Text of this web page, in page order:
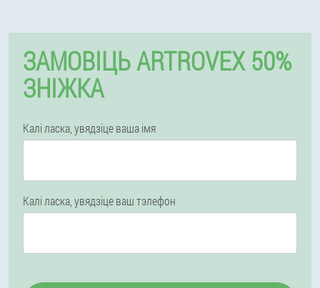
ЗАМОВІЦЬ ARTROVEX 50%
ЗНІЖКА
Калі ласка, увядзіце ваша імя
Калі ласка, увядзіце ваш тэлефон